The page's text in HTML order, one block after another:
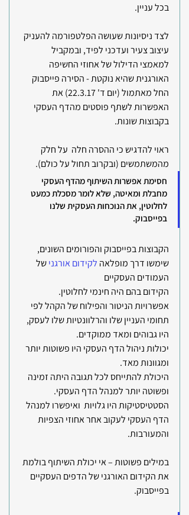
בכל עניין.
לצד ניסיונות שעושה הפלטפורמה להעניק
עיצוב צעיר ועדכני לפיד, ובמקביל
למאמצי הדילול של אחוזי החשיפה
האורגנית שהיא נוקטת - הסירה פייסבוק
החל מאתמול (יום ד' 22.3.17) את
האפשרות לשתף פוסטים מהדף העסקי
בקבוצות שונות.
ראוי להדגיש כי ההסרה חלה  על חלק
מהמשתמשים (ובקרוב תחול על כולם).
חסימת אפשרות השיתוף מהדף העסקי
מחבלת ומאיטה, שלא לומר מסכלת כמעט
לחלוטין, את הנוכחות העסקית שלנו
בפייסבוק.
הקבוצות בפייסבוק והפורומים השונים,
שימשו דרך מופלאה לקידום אורגני של
העמודים העסקיים
הקידום בהם היה חינמי לחלוטין.
אפשרויות הניטור והפילוח של הקהל לפי
תחומי העניין שלו והרלוונטיות שלו לעסק,
היו גבוהים ומאד ממוקדים.
יכולות ניהול הדף העסקי היו פשוטות יותר
ומגוונות מאד.
היכולת להתייחס לכל תגובה היתה זמינה
ופשוטה יותר למנהל הדף העסקי.
הסטטיסטיקות היו גלויות  ואיפשרו למנהל
הדף העסקי לעקוב אחר אחוזי הצפיות
והמעורבות.
במילים פשוטות – אי יכולת השיתוף בולמת
את הקידום האורגני של הדפים העסקיים
בפייסבוק.